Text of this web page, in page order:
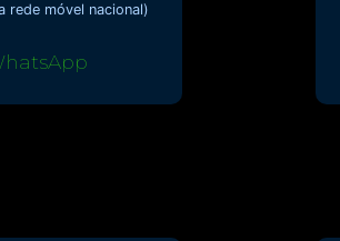
rede móvel nacional)